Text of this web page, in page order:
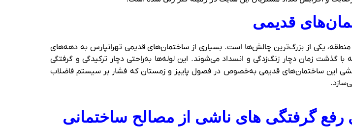
قدیمی
یکی از بزرگ‌ترین چالش‌ها است. بسیاری از ساختمان‌های قدیمی تهرانپارس به دهه‌های
که با گذشت زمان دچار زنگ‌زدگی و انسداد می‌شوند. این لوله‌ها به‌راحتی دچار ترکیدگی و گرفتگی
این ساختمان‌های قدیمی به‌خصوص در فصول پاییز و زمستان که فشار بر سیستم فاضلاب
رفع گرفتگی های ناشی از مصالح ساختمانی